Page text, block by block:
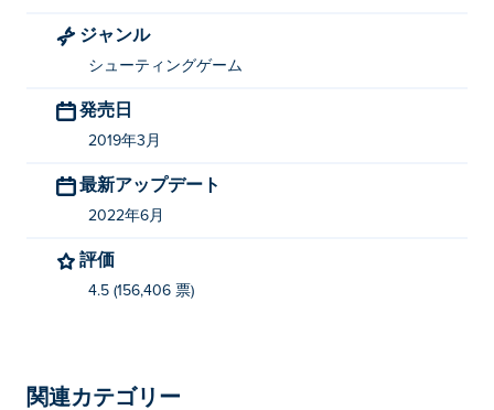
ジャンル
シューティングゲーム
発売日
2019年3月
最新アップデート
2022年6月
評価
4.5 (156,406 票)
関連カテゴリー